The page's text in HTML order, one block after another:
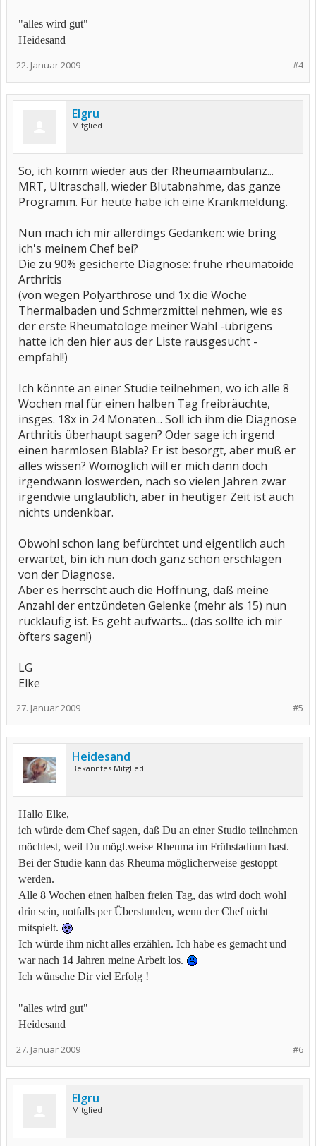
"alles wird gut"
Heidesand
#4
22. Januar 2009
Elgru
Mitglied
So, ich komm wieder aus der Rheumaambulanz...
MRT, Ultraschall, wieder Blutabnahme, das ganze
Programm. Für heute habe ich eine Krankmeldung.
Nun mach ich mir allerdings Gedanken: wie bring
ich's meinem Chef bei?
Die zu 90% gesicherte Diagnose: frühe rheumatoide
Arthritis
(von wegen Polyarthrose und 1x die Woche
Thermalbaden und Schmerzmittel nehmen, wie es
der erste Rheumatologe meiner Wahl -übrigens
hatte ich den hier aus der Liste rausgesucht -
empfahl!)
Ich könnte an einer Studie teilnehmen, wo ich alle 8
Wochen mal für einen halben Tag freibräuchte,
insges. 18x in 24 Monaten... Soll ich ihm die Diagnose
Arthritis überhaupt sagen? Oder sage ich irgend
einen harmlosen Blabla? Er ist besorgt, aber muß er
alles wissen? Womöglich will er mich dann doch
irgendwann loswerden, nach so vielen Jahren zwar
irgendwie unglaublich, aber in heutiger Zeit ist auch
nichts undenkbar.
Obwohl schon lang befürchtet und eigentlich auch
erwartet, bin ich nun doch ganz schön erschlagen
von der Diagnose.
Aber es herrscht auch die Hoffnung, daß meine
Anzahl der entzündeten Gelenke (mehr als 15) nun
rückläufig ist. Es geht aufwärts... (das sollte ich mir
öfters sagen!)
LG
Elke
#5
27. Januar 2009
Heidesand
Bekanntes Mitglied
Hallo Elke,
ich würde dem Chef sagen, daß Du an einer Studio teilnehmen
möchtest, weil Du mögl.weise Rheuma im Frühstadium hast.
Bei der Studie kann das Rheuma möglicherweise gestoppt
werden.
Alle 8 Wochen einen halben freien Tag, das wird doch wohl
drin sein, notfalls per Überstunden, wenn der Chef nicht
mitspielt.
Ich würde ihm nicht alles erzählen. Ich habe es gemacht und
war nach 14 Jahren meine Arbeit los.
Ich wünsche Dir viel Erfolg !
"alles wird gut"
Heidesand
#6
27. Januar 2009
Elgru
Mitglied